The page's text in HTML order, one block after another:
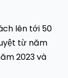
lên tới 50
từ năm
2023 và